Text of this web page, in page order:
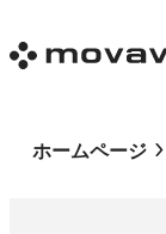
ホームページ